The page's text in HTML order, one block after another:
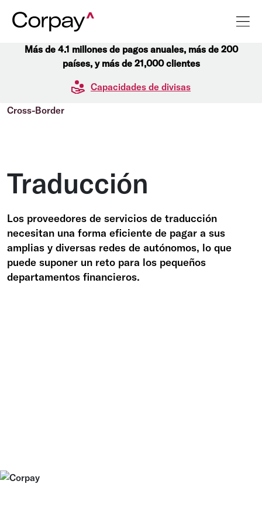
Más de 4.1 millones de pagos anuales, más de 200
países, y más de 21,000 clientes
Capacidades de divisas
Cross-Border
Traducción
Los proveedores de servicios de traducción
necesitan una forma eficiente de pagar a sus
amplias y diversas redes de autónomos, lo que
puede suponer un reto para los pequeños
departamentos financieros.